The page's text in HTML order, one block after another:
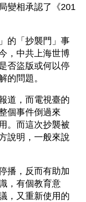
變相承認了《201
的「抄襲門」事
，中共上海世博
否盜版或何以停
的問題。
道，而電視臺的
個事件倒過來
。而這次抄襲被
說明，一般來說
播，反而有助加
，有個教育意
，又重新使用的